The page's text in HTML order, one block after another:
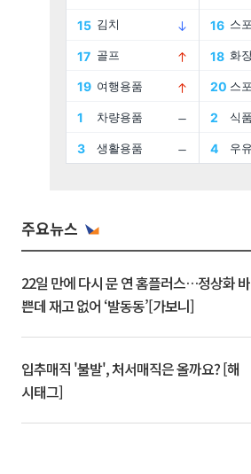
주요뉴스
22일 만에 다시 문 연 홈플러스…정상화 바
쁜데 재고 없어 ‘발동동’[가보니]
입추매직 '불발', 처서매직은 올까요? [해
시태그]